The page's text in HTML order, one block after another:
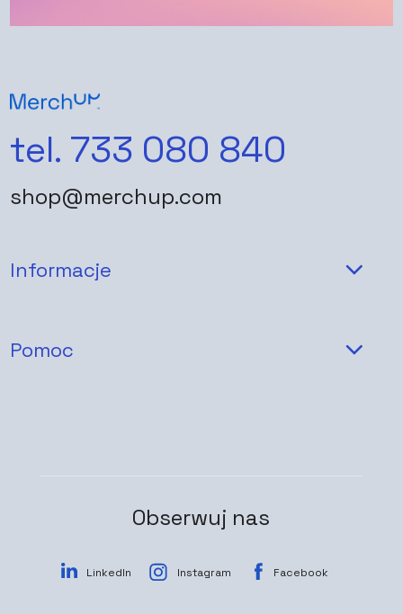
tel. 733 080 840
shop@merchup.com
Informacje
Pomoc
Obserwuj nas
LinkedIn Instagram Facebook